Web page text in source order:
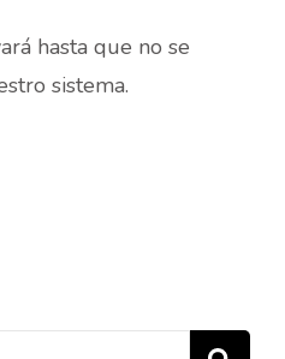
hasta que no se
sistema.